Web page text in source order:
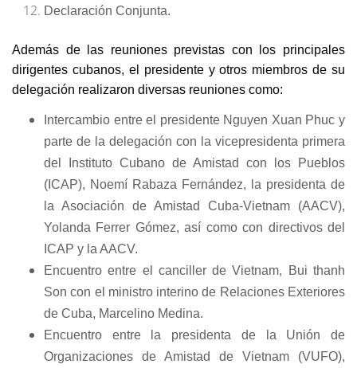
Declaración Conjunta.
Además de las reuniones previstas con los principales
dirigentes cubanos, el presidente y otros miembros de su
delegación realizaron diversas reuniones como:
Intercambio entre el presidente Nguyen Xuan Phuc y
parte de la delegación con la vicepresidenta primera
del Instituto Cubano de Amistad con los Pueblos
(ICAP), Noemí Rabaza Fernández, la presidenta de
la Asociación de Amistad Cuba-Vietnam (AACV),
Yolanda Ferrer Gómez, así como con directivos del
ICAP y la AACV.
Encuentro entre el canciller de Vietnam, Bui thanh
Son con el ministro interino de Relaciones Exteriores
de Cuba, Marcelino Medina.
Encuentro entre la presidenta de la Unión de
Organizaciones de Amistad de Vietnam (VUFO),